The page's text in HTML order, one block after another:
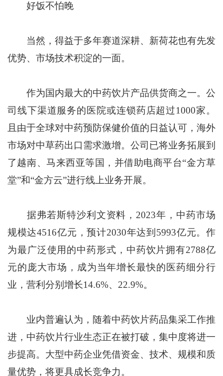
好饭不怕晚
当然，得益于多年赛道深耕、新荷花也有先发
优势、市场技术积淀的一面。
作为国内最大的中药饮片产品供货商之一。公
司线下渠道服务的医院或连锁药店超过1000家。
且由于全球对中药预防保健价值的日益认可，海外
市场对中草药出口需求激增。公司已将业务拓展到
了越南、马来西亚等国，并借助电商平台“金方草
堂”和“金方云”进行线上业务开展。
据弗若斯特沙利文资料，2023年，中药市场
规模达4516亿元，预计2030年达到5993亿元。作
为最广泛使用的中药形式，中药饮片拥有2788亿
元的庞大市场，成为当年增长最快的医药细分行
业，营利分别增长14.6%、22.9%。
业内普遍认为，随着中药饮片药品集采工作推
进，中药饮片行业生态正在被打破，集中度将进一
步提高。大型中药企业凭借资金、技术、规模和质
量优势，将更具成长竞争力。